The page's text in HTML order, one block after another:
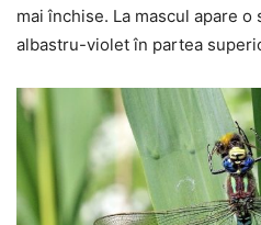
mai închise. La mascul apare
albastru-violet în partea